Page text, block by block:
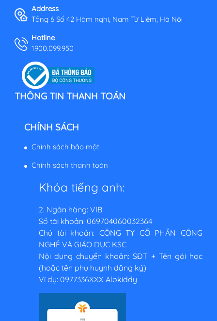
Address
Tầng 6 Số 42 Hàm nghi, Nam Từ Liêm, Hà Nội
Hotline
1900.099.950
THÔNG TIN THANH TOÁN
CHÍNH SÁCH
Chính sách bảo mật
Chính sách thanh toán
Khóa tiếng anh:
2. Ngân hàng: VIB
Số tài khoản: 069704060032364
Chủ tài khoản: CÔNG TY CỔ PHẦN CÔNG
NGHỆ VÀ GIÁO DỤC KSC
Nội dung chuyển khoản: SĐT + Tên gói học
(hoặc tên phụ huynh đăng ký)
Ví dụ: 0977336XXX Alokiddy